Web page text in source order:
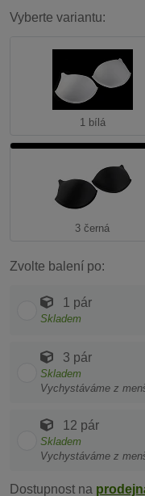
Vyberte variantu:
1 bílá
3 černá
Zvolte balení po:
1 pár
Skladem
3 pár
Skladem
Vychystáváme z
12 pár
Skladem
Vychystáváme z
Dostupnost na